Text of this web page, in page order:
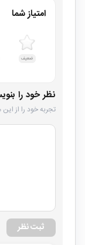
امتیاز شما
ضعیف
نظر خود را
تجربه خود را از
ثبت نظر